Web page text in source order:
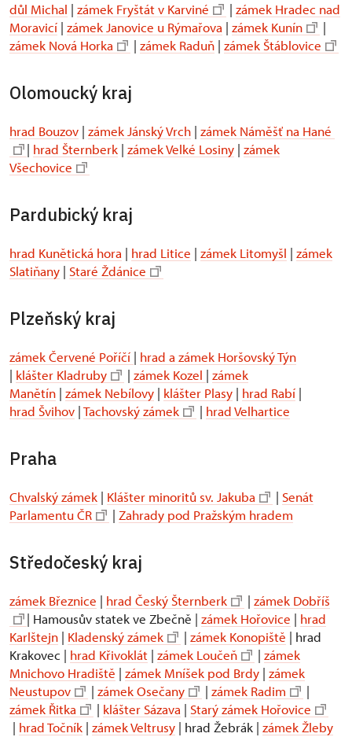
důl Michal | zámek Fryštát v Karviné | zámek Hradec nad
Moravicí | zámek Janovice u Rýmařova | zámek Kunín
|
zámek Nová Horka
| zámek Raduň | zámek Štáblovice
Olomoucký kraj
hrad Bouzov | zámek Jánský Vrch | zámek Náměšť na Hané
| hrad Šternberk | zámek Velké Losiny | zámek
Všechovice
Pardubický kraj
hrad Kunětická hora | hrad Litice | zámek Litomyšl | zámek
Slatiňany | Staré Ždánice
Plzeňský kraj
zámek Červené Poříčí | hrad a zámek Horšovský Týn
| klášter Kladruby | zámek Kozel | zámek
Manětín | zámek Nebílovy | klášter Plasy | hrad Rabí |
hrad Švihov |Tachovský zámek | hrad Velhartice
Praha
Chvalský zámek | Klášter minoritů sv. Jakuba | Senát
Parlamentu ČR
| Zahrady pod Pražským hradem
Středočeský kraj
zámek Březnice | hrad Český Šternberk | zámek Dobříš
| Hamousův statek ve Zbečně | zámek Hořovice | hrad
Karlštejn | Kladenský zámek | zámek Konopiště | hrad
Krakovec | hrad Křivoklát | zámek Loučeň | zámek
Mnichovo Hradiště | zámek Mníšek pod Brdy | zámek
Neustupov
| zámek Osečany | zámek Radim
|
zámek Řitka
| klášter Sázava | Starý zámek Hořovice
| hrad Točník | zámek Veltrusy | hrad Žebrák | zámek Žleby